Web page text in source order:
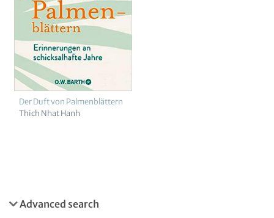
Der Duft von Palmenblättern
Thich Nhat Hanh
Advanced search